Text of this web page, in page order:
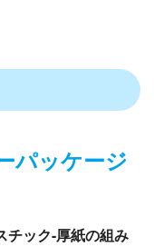
パッケージ
チック-厚紙の組み